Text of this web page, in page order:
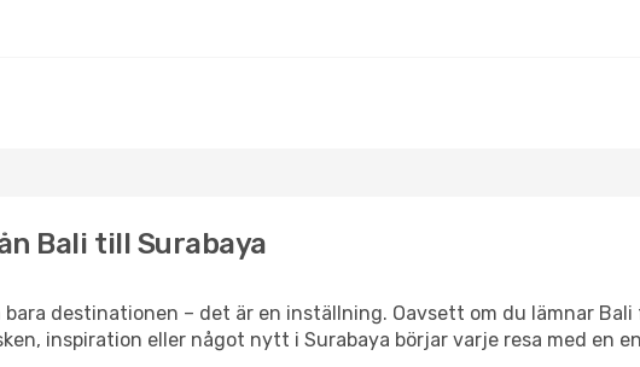
Bali till Surabaya
bara destinationen – det är en inställning. Oavsett om du lämnar
inspiration eller något nytt i Surabaya börjar varje resa med en